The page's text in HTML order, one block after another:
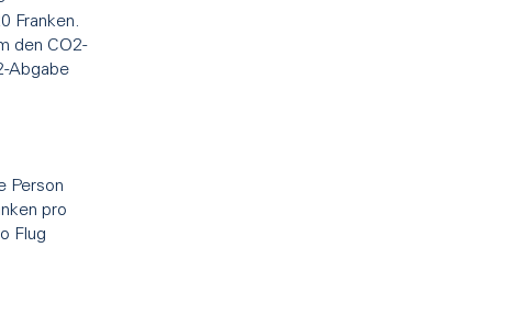
Franken.
den CO2-
Abgabe
Person
pro
Flug